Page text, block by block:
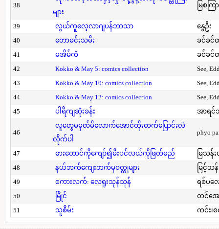
38
များ
မြစကြာ
39 လွယ်ကူလေ့လာဂျပန်ဘာသာ
နွေဦး
40
တောမင်းသမီး
ခင်ခင်
41
မအိမ်ကံ
ခင်ခင်
42
Kokko & May 5: comics collection
See,
43
Kokko & May 10: comics collection
See,
44
Kokko & May 12: comics collection
See,
45
ပါရီကျဆုံးခန်း အာရင်
46
လူတွေမမှတ်မိလောက်အောင်တိုးတက်ပြောင်းလဲ
လိုက်ပါ
phyo
47 ဓားတောင်ကိုကျော်၍မီးပင်လယ်ကိုဖြတ်မည်
မြသန်
48
နယ်ဘက်ကျေးဘက်မှဝတ္ထုများ
မြင့်သန်
49
စကားလက်: လေရူးသုန်သုန်
ရစ်ပလ
50
မြိုင်
တင်အေ
51
သူစိမ်း ကင်း၊